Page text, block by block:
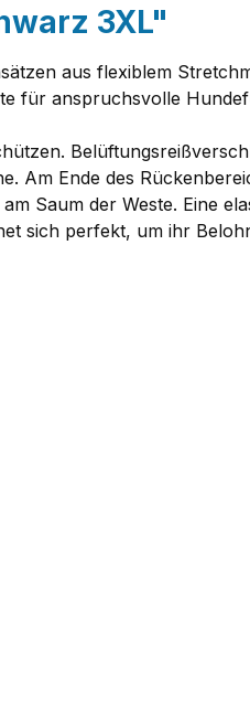
3XL"
aus flexiblem
für anspruchsvolle
Am Ende des
Saum der Weste. Eine
sich perfekt, um ihr